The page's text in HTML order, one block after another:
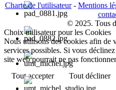
Charte de l'utilisateur- Mentions
© 2025. Tous
Choix utilisateur pour les Cookies
Nous utilisons des cookies afin de
services possibles. Si vous
site web pourrait ne pas
Tout accepter
Tout décliner